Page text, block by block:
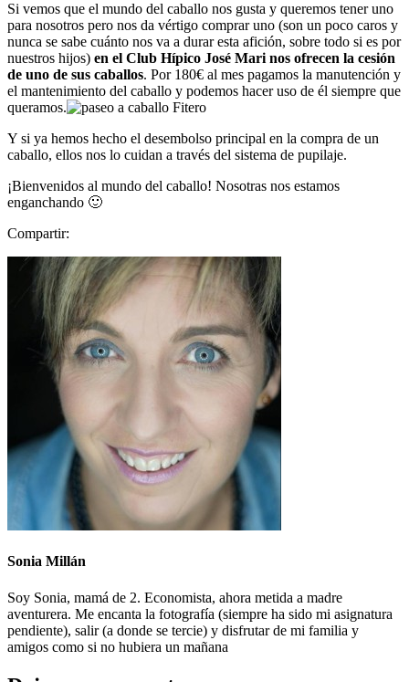
Si vemos que el mundo del caballo nos gusta y queremos tener uno
para nosotros pero nos da vértigo comprar uno (son un poco caros y
nunca se sabe cuánto nos va a durar esta afición, sobre todo si es por
nuestros hijos) en el Club Hípico José Mari nos ofrecen la cesión
de uno de sus caballos. Por 180€ al mes pagamos la manutención y
el mantenimiento del caballo y podemos hacer uso de él siempre que
queramos.
Y si ya hemos hecho el desembolso principal en la compra de un
caballo, ellos nos lo cuidan a través del sistema de pupilaje.
¡Bienvenidos al mundo del caballo! Nosotras nos estamos
enganchando 🙂
Compartir:
Sonia Millán
Soy Sonia, mamá de 2. Economista, ahora metida a madre
aventurera. Me encanta la fotografía (siempre ha sido mi asignatura
pendiente), salir (a donde se tercie) y disfrutar de mi familia y
amigos como si no hubiera un mañana